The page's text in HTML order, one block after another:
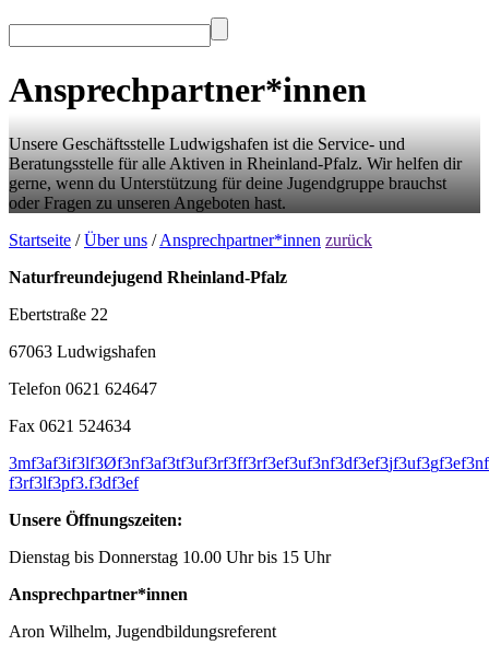
Ansprechpartner*innen
Unsere Geschäftsstelle Ludwigshafen ist die Service- und
Beratungsstelle für alle Aktiven in Rheinland-Pfalz. Wir helfen dir
gerne, wenn du Unterstützung für deine Jugendgruppe brauchst
oder Fragen zu unseren Angeboten hast.
Startseite /Über uns /Ansprechpartner*innen zurück
Naturfreundejugend Rheinland-Pfalz
Ebertstraße 22
67063 Ludwigshafen
Telefon 0621 624647
Fax 0621 524634
3mf3af3if3lf3Øf3nf3af3tf3uf3rf3ff3rf3ef3uf3nf3df3ef3jf3uf3gf3ef3nf
f3rf3lf3pf3.f3df3ef
Unsere Öffnungszeiten:
Dienstag bis Donnerstag 10.00 Uhr bis 15 Uhr
Ansprechpartner*innen
Aron Wilhelm, Jugendbildungsreferent